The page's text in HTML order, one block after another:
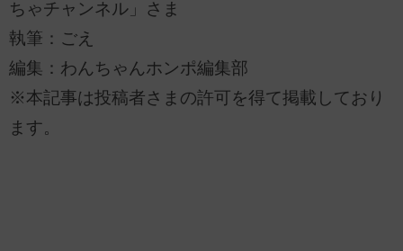
ちゃチャンネル」さま
執筆：ごえ
編集：わんちゃんホンポ編集部
※本記事は投稿者さまの許可を得て掲載しており
ます。